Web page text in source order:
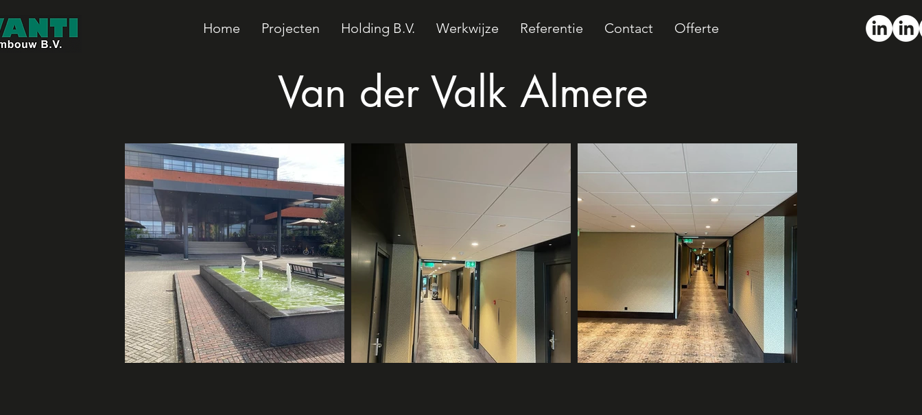
Home Projecten Holding B.V. Werkwijze Referentie Contact Offerte
Van der Valk Almere